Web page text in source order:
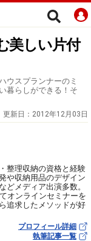
美しい片付
ウスプランナーのミ
暮らしができる！そ
更新日： 2012年12月03日
整理収納の資格と経験
や収納用品のデザイン
どメディア出演多数。
オンラインセミナーを
追求したメソッドが好
プロフィール詳細
執筆記事一覧